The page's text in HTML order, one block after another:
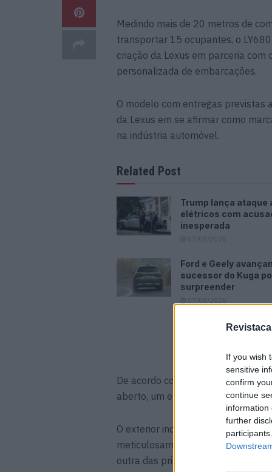
If you wish
sensitive
confirm
continue
information
further
Medindo mais de 20 metros de
transportar 15 ocupantes, o
criação da Lexus em parceria
personalizada de embarcações.
O modelo com entregas previstas
da Lexus em se afirmar como
na indústria automóvel.
Related Post
Trump lança ataque
elétricos com
inesperada
07/08/2026
Ford e Geely
sucessor do Kuga
surpreender
07/08/2026
De acordo com os japoneses,
aberto, um espaço onde até os
O exterior incorpora a filosofia de
meticulosamente trabalhado
outra das prioridades.